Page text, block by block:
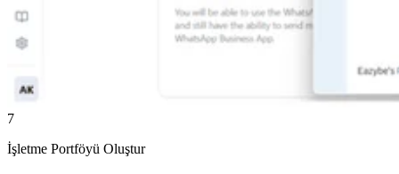
7
İşletme Portföyü Oluştur